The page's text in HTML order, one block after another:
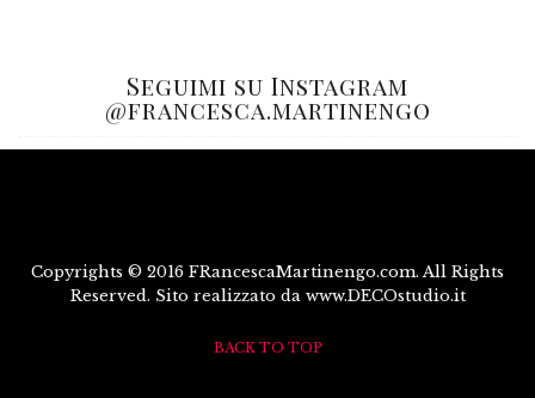
Seguimi su Instagram
@francesca.martinengo
Copyrights © 2016 FRancescaMartinengo.com. All Rights
Reserved. Sito realizzato da www.DECOstudio.it
BACK TO TOP